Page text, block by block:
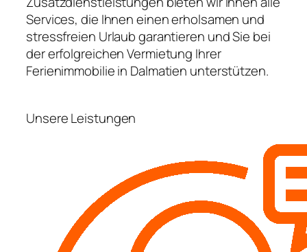
Services, die Ihnen einen erholsamen und
stressfreien Urlaub garantieren und Sie bei
der erfolgreichen Vermietung Ihrer
Ferienimmobilie in Dalmatien unterstützen.
Unsere Leistungen